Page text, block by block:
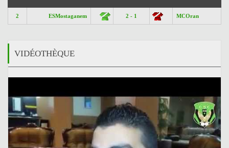
2 ESMostaganem 2 - 1 MCOran
VIDÉOTHÈQUE